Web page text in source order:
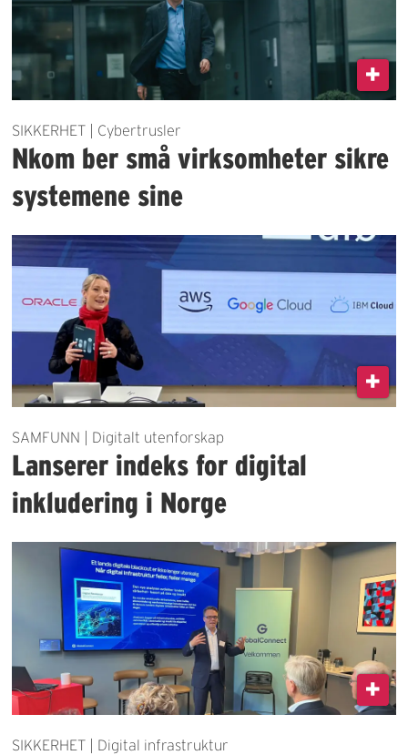
SIKKERHET | Cybertrusler
Nkom ber små virksomheter sikre
systemene sine
SAMFUNN | Digitalt utenforskap
Lanserer indeks for digital
inkludering i Norge
SIKKERHET | Digital infrastruktur